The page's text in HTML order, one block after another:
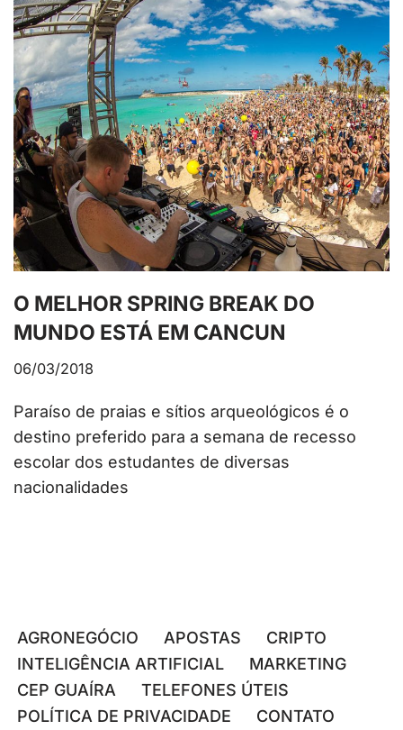
O MELHOR SPRING BREAK DO
MUNDO ESTÁ EM CANCUN
06/03/2018
Paraíso de praias e sítios arqueológicos é o
destino preferido para a semana de recesso
escolar dos estudantes de diversas
nacionalidades
AGRONEGÓCIO APOSTAS
CRIPTO
INTELIGÊNCIA ARTIFICIAL
MARKETING
CEP GUAÍRA
TELEFONES ÚTEIS
POLÍTICA DE PRIVACIDADE
CONTATO